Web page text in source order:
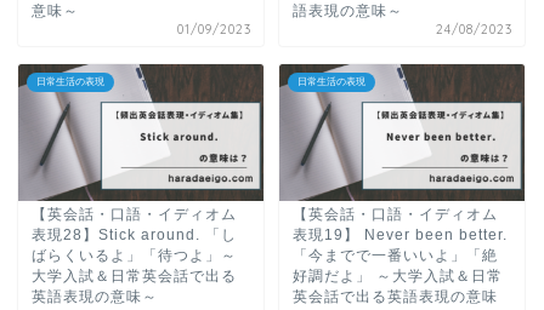
意味～
01/09/2023
語表現の意味～
24/08/2023
日常生活の表現
【英会話・口語・イディオム
表現28】Stick around. 「し
ばらくいるよ」「待つよ」～
大学入試＆日常英会話で出る
英語表現の意味～
日常生活の表現
【英会話・口語・イディオム
表現19】 Never been better.
「今までで一番いいよ」「絶
好調だよ」 ～大学入試＆日常
英会話で出る英語表現の意味